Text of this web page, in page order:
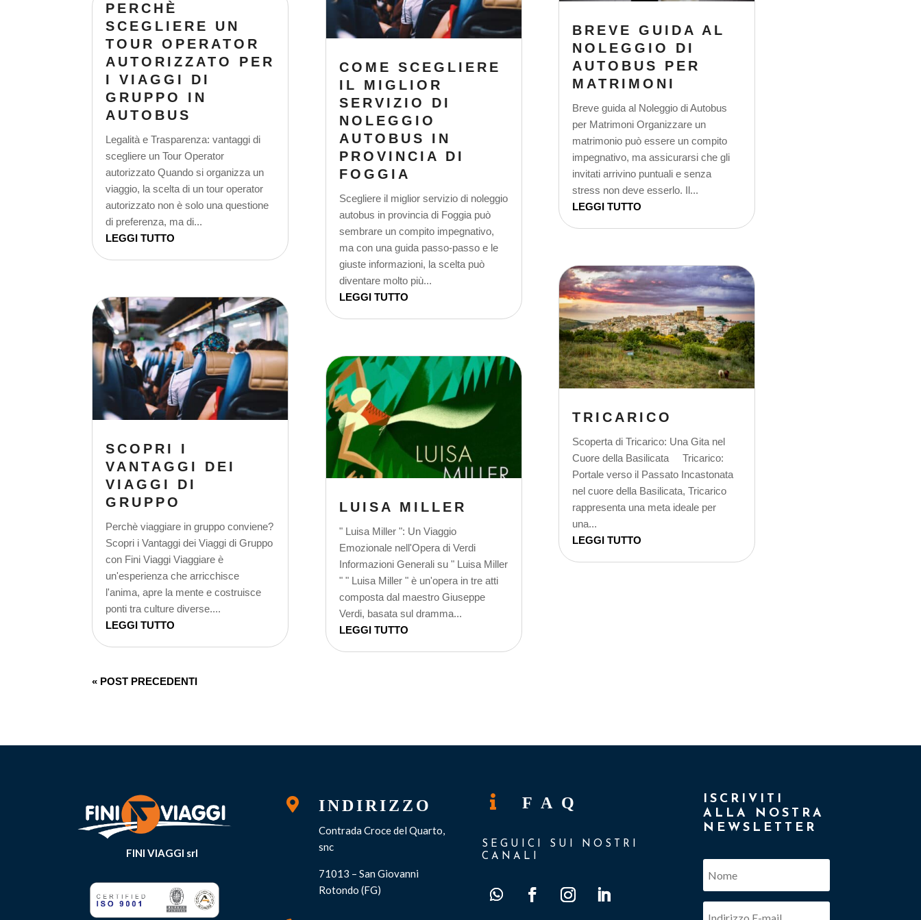
PERCHÈ
SCEGLIERE UN
TOUR OPERATOR
AUTORIZZATO PER
I VIAGGI DI
GRUPPO IN
AUTOBUS
Legalità e Trasparenza: vantaggi di
scegliere un Tour Operator
autorizzato Quando si organizza un
viaggio, la scelta di un tour operator
autorizzato non è solo una questione
di preferenza, ma di...
LEGGI TUTTO
SCOPRI I
VANTAGGI DEI
VIAGGI DI
GRUPPO
Perchè viaggiare in gruppo conviene?
Scopri i Vantaggi dei Viaggi di Gruppo
con Fini Viaggi Viaggiare è
un'esperienza che arricchisce
l'anima, apre la mente e costruisce
ponti tra culture diverse....
LEGGI TUTTO
COME SCEGLIERE
IL MIGLIOR
SERVIZIO DI
NOLEGGIO
AUTOBUS IN
PROVINCIA DI
FOGGIA
Scegliere il miglior servizio di noleggio
autobus in provincia di Foggia può
sembrare un compito impegnativo,
ma con una guida passo-passo e le
giuste informazioni, la scelta può
diventare molto più...
LEGGI TUTTO
LUISA MILLER
" Luisa Miller ": Un Viaggio
Emozionale nell'Opera di Verdi
Informazioni Generali su " Luisa Miller
" " Luisa Miller " è un'opera in tre atti
composta dal maestro Giuseppe
Verdi, basata sul dramma...
LEGGI TUTTO
BREVE GUIDA AL
NOLEGGIO DI
AUTOBUS PER
MATRIMONI
Breve guida al Noleggio di Autobus
per Matrimoni Organizzare un
matrimonio può essere un compito
impegnativo, ma assicurarsi che gli
invitati arrivino puntuali e senza
stress non deve esserlo. Il...
LEGGI TUTTO
TRICARICO
Scoperta di Tricarico: Una Gita nel
Cuore della Basilicata Tricarico:
Portale verso il Passato Incastonata
nel cuore della Basilicata, Tricarico
rappresenta una meta ideale per
una...
LEGGI TUTTO
« POST PRECEDENTI
FINI VIAGGI srl
 INDIRIZZO
Contrada Croce del Quarto,
snc
71013 – San Giovanni
Rotondo (FG)
 F A Q
SEGUICI SUI NOSTRI
CANALI
ISCRIVITI
ALLA NOSTRA
NEWSLETTER